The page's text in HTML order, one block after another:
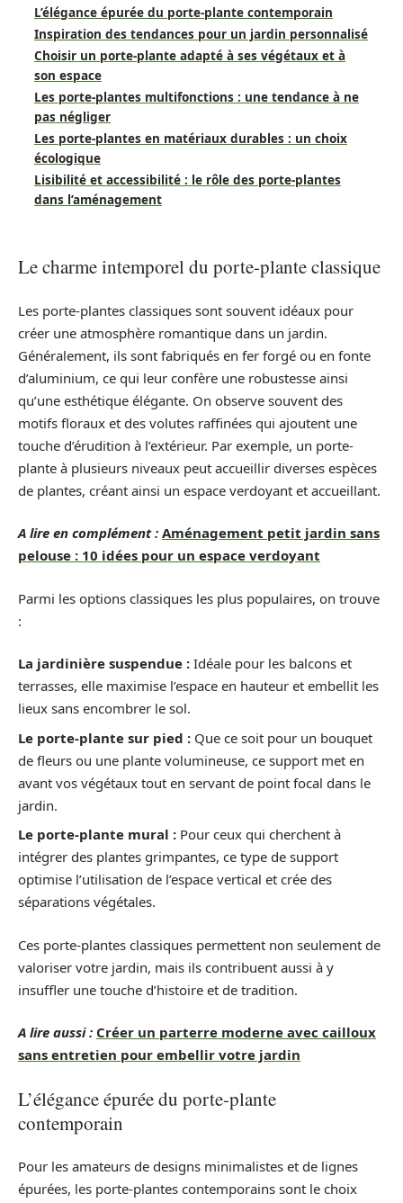
L’élégance épurée du porte-plante contemporain
Inspiration des tendances pour un jardin personnalisé
Choisir un porte-plante adapté à ses végétaux et à
son espace
Les porte-plantes multifonctions : une tendance à ne
pas négliger
Les porte-plantes en matériaux durables : un choix
écologique
Lisibilité et accessibilité : le rôle des porte-plantes
dans l’aménagement
Le charme intemporel du porte-plante classique
Les porte-plantes classiques sont souvent idéaux pour
créer une atmosphère romantique dans un jardin.
Généralement, ils sont fabriqués en fer forgé ou en fonte
d’aluminium, ce qui leur confère une robustesse ainsi
qu’une esthétique élégante. On observe souvent des
motifs floraux et des volutes raffinées qui ajoutent une
touche d’érudition à l’extérieur. Par exemple, un porte-
plante à plusieurs niveaux peut accueillir diverses espèces
de plantes, créant ainsi un espace verdoyant et accueillant.
A lire en complément : Aménagement petit jardin sans
pelouse : 10 idées pour un espace verdoyant
Parmi les options classiques les plus populaires, on trouve
:
La jardinière suspendue : Idéale pour les balcons et
terrasses, elle maximise l’espace en hauteur et embellit les
lieux sans encombrer le sol.
Le porte-plante sur pied : Que ce soit pour un bouquet
de fleurs ou une plante volumineuse, ce support met en
avant vos végétaux tout en servant de point focal dans le
jardin.
Le porte-plante mural : Pour ceux qui cherchent à
intégrer des plantes grimpantes, ce type de support
optimise l’utilisation de l’espace vertical et crée des
séparations végétales.
Ces porte-plantes classiques permettent non seulement de
valoriser votre jardin, mais ils contribuent aussi à y
insuffler une touche d’histoire et de tradition.
A lire aussi : Créer un parterre moderne avec cailloux
sans entretien pour embellir votre jardin
L’élégance épurée du porte-plante
contemporain
Pour les amateurs de designs minimalistes et de lignes
épurées, les porte-plantes contemporains sont le choix